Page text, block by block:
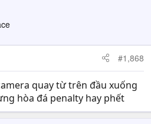
#1,868
quay từ trên đầu xuống
hòa đá penalty hay phết